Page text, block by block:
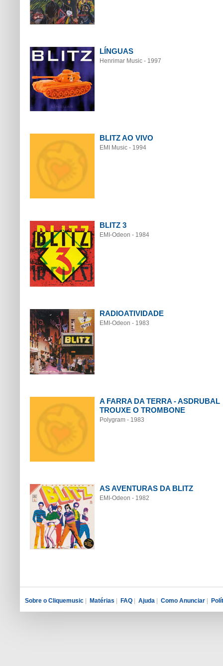
LÍNGUAS
Henrimar Music - 1997
BLITZ AO VIVO
EMI Music - 1994
BLITZ 3
EMI-Odeon - 1984
RADIOATIVIDADE
EMI-Odeon - 1983
A FARRA DA TERRA - ASDRUBAL
TROUXE O TROMBONE
Polygram - 1983
AS AVENTURAS DA BLITZ
EMI-Odeon - 1982
Sobre o Cliquemusic Matérias FAQ Ajuda Como Anunciar